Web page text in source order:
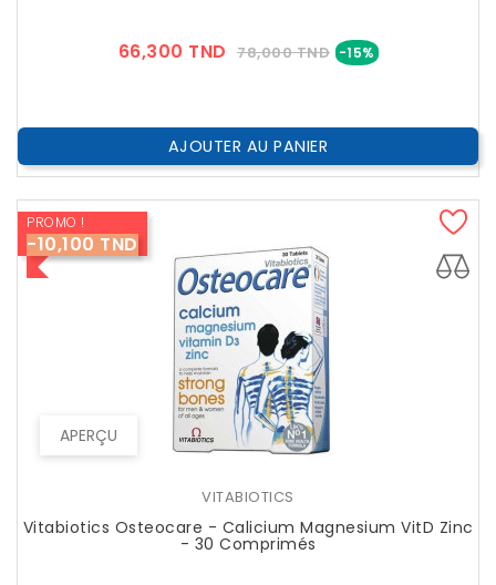
66,300 TND Prix
78,000 TND -15% Prix
AJOUTER AU PANIER
APERÇU
PROMO !
-10,100 TND
VITABIOTICS
Vitabiotics Osteocare - Calicium Magnesium VitD Zinc
- 30 Comprimés